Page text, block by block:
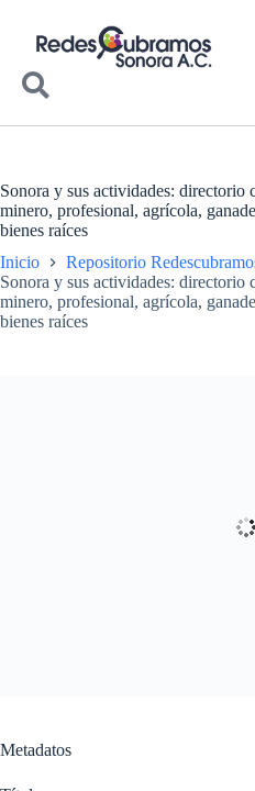
Sonora y sus actividades: directorio
minero, profesional, agrícola,
bienes raíces
Inicio
Repositorio
Sonora y sus actividades: directorio
minero, profesional, agrícola,
bienes raíces
Metadatos